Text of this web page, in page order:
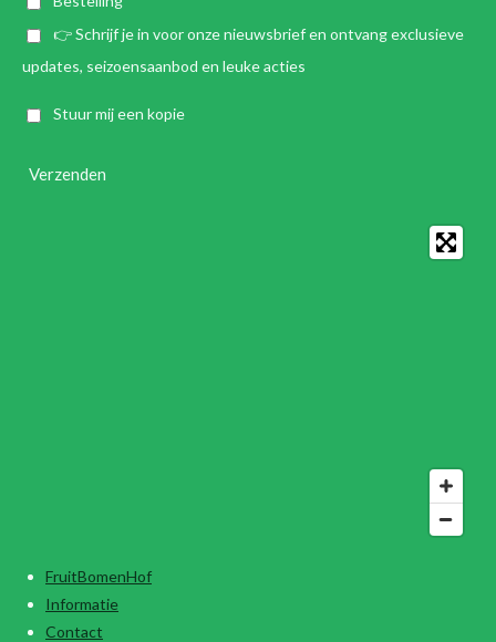
👉 Schrijf je in voor onze nieuwsbrief en ontvang exclusieve
updates, seizoensaanbod en leuke acties
Stuur mij een kopie
Verzenden
FruitBomenHof
Informatie
Contact